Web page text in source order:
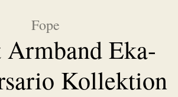
Fope
Armband Eka-
Kollektion